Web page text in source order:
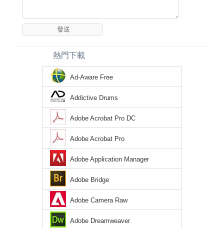
熱門下載
Ad-Aware Free
Addictive Drums
Adobe Acrobat Pro DC
Adobe Acrobat Pro
Adobe Application Manager
Adobe Bridge
Adobe Camera Raw
Adobe Dreamweaver